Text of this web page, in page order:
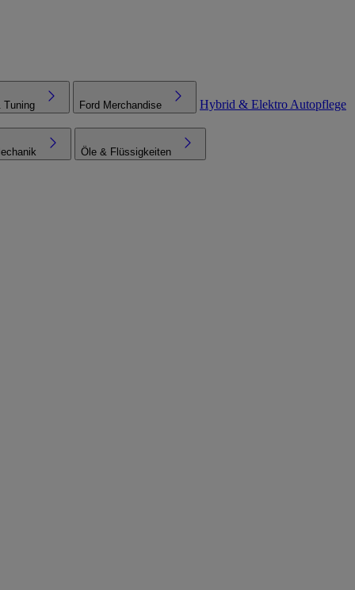
Tuning Ford Merchandise Hybrid & Elektro Autopflege
Öle & Flüssigkeiten